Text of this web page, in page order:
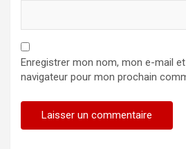
Enregistrer mon nom, mon e-mail
navigateur pour mon prochain